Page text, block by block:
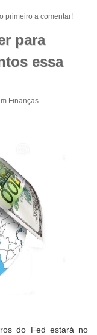
primeiro a comentar!
para
essa
Finanças.
do Fed estará no